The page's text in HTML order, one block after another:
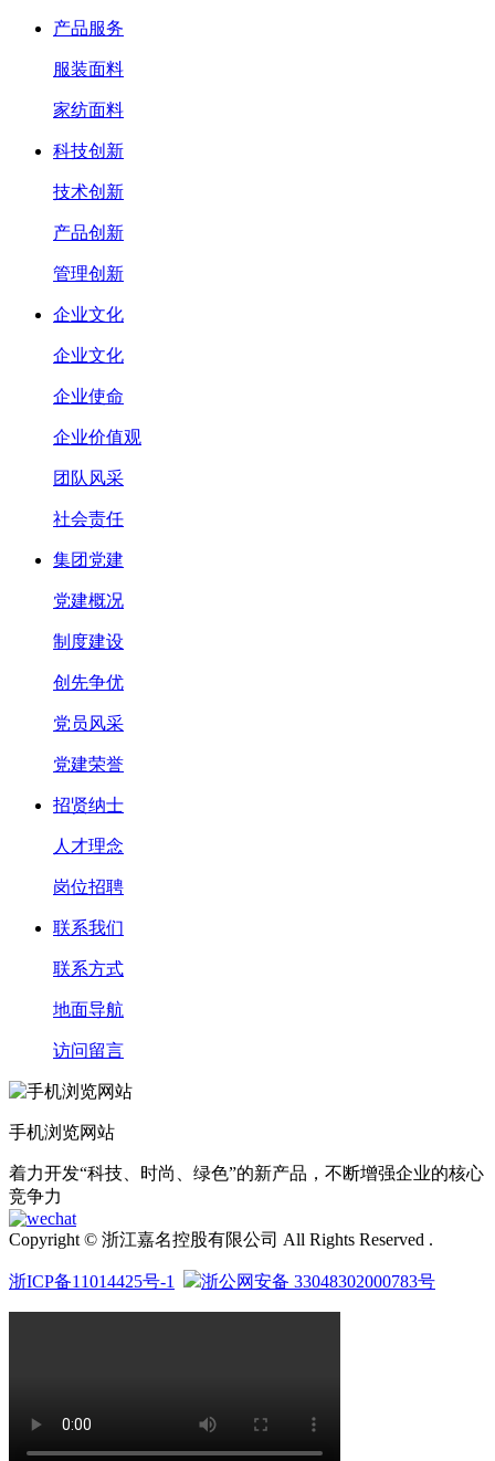
产品服务
服装面料
家纺面料
科技创新
技术创新
产品创新
管理创新
企业文化
企业文化
企业使命
企业价值观
团队风采
社会责任
集团党建
党建概况
制度建设
创先争优
党员风采
党建荣誉
招贤纳士
人才理念
岗位招聘
联系我们
联系方式
地面导航
访问留言
手机浏览网站
着力开发“科技、时尚、绿色”的新产品，不断增强企业的核心
竞争力
Copyright © 浙江嘉名控股有限公司 All Rights Reserved .
浙ICP备11014425号-1 浙公网安备 33048302000783号